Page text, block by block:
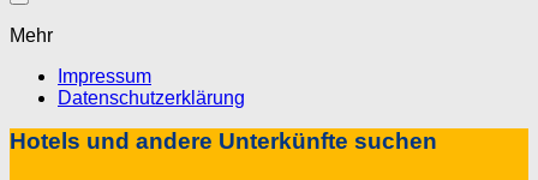
Mehr
Impressum
Datenschutzerklärung
Hotels und andere Unterkünfte suchen